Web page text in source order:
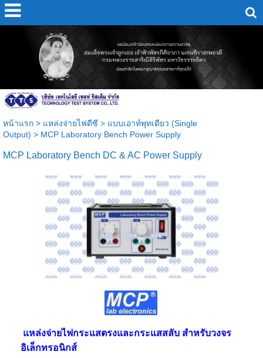
หน้าแรก> แหล่งจ่ายไฟดีซี > แบบเอาท์พุทเดียว (Single
Output) > MCP Laboratory Bench Power Supply
MCP Laboratory Bench DC & AC Power Supply
แหล่งจ่ายไฟกระแสตรงและกระแสสลับ สำหรับวงจร
อิเล็กทรอนิกส์